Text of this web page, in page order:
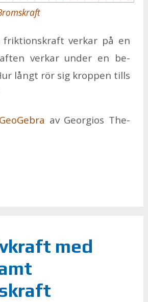
frik­tions­kraft ver­kar på en
ver­kar un­der en be­
långt rör sig krop­pen tills
Geo­Ge­bra av Ge­or­gi­os The­
med